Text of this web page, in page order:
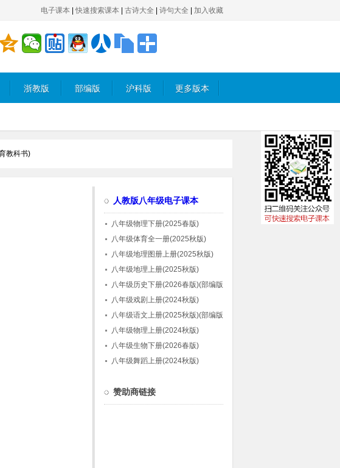
电子课本 快速搜索课本 古诗大全 诗句大全 加入收藏
浙教版 部编版 沪科版 更多版本
教科书)
人教版八年级电子课本
八年级物理下册(2025春版)
八年级体育全一册(2025秋版)
八年级地理图册上册(2025秋版)
八年级地理上册(2025秋版)
八年级历史下册(2026春版)(部编版)
八年级戏剧上册(2024秋版)
八年级语文上册(2025秋版)(部编版)
八年级物理上册(2024秋版)
八年级生物下册(2026春版)
八年级舞蹈上册(2024秋版)
赞助商链接